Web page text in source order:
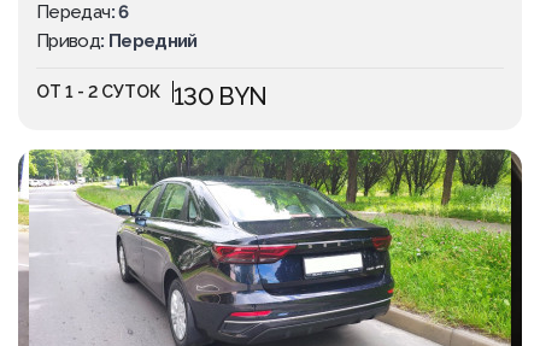
Передач: 6
Привод: Передний
ОТ 1 - 2 СУТОК 130 BYN
ПОПУЛЯРНОЕ